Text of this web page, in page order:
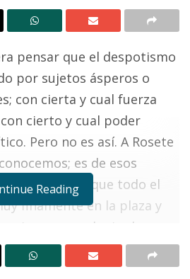
pensar que el despotismo
por sujetos ásperos o
con cierta y cual fuerza
cierto y cual poder
Pero no es así. A Rosete
es de esos
tercera edad que todo el
finamente en la plaza y
y en cualquier lugar;
ley, siempre de buen
que a todo mundo, sin
Reading